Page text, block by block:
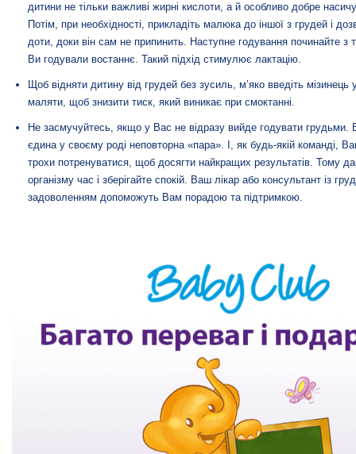
дитини не тільки важливі жирні кислоти, а й особливо добре
Потім, при необхідності, прикладіть малюка до іншої з грудей і
доти, доки він сам не припинить. Наступне годування починайте з
Ви годували востаннє. Такий підхід стимулює лактацію.
Щоб відняти дитину від грудей без зусиль, м’яко введіть мізинець
маляти, щоб знизити тиск, який виникає при смоктанні.
Не засмучуйтесь, якщо у Вас не відразу вийде годувати грудьми.
єдина у своєму роді неповторна «пара». І, як будь-якій команді,
трохи потренуватися, щоб досягти найкращих результатів. Тому
організму час і зберігайте спокій. Ваш лікар або консультант із
задоволенням допоможуть Вам порадою та підтримкою.